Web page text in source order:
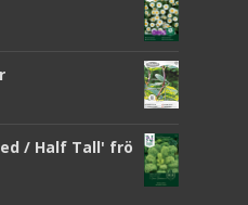
/ Half Tall' frö